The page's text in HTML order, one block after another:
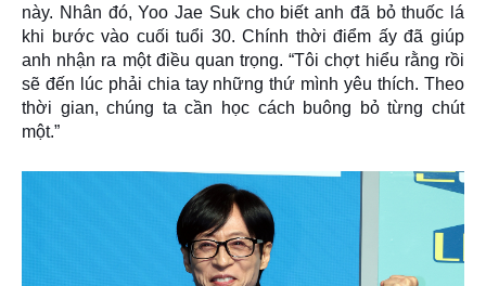
này. Nhân đó, Yoo Jae Suk cho biết anh đã bỏ thuốc lá
khi bước vào cuối tuổi 30. Chính thời điểm ấy đã giúp
anh nhận ra một điều quan trọng. “Tôi chợt hiểu rằng rồi
sẽ đến lúc phải chia tay những thứ mình yêu thích. Theo
thời gian, chúng ta cần học cách buông bỏ từng chút
một.”